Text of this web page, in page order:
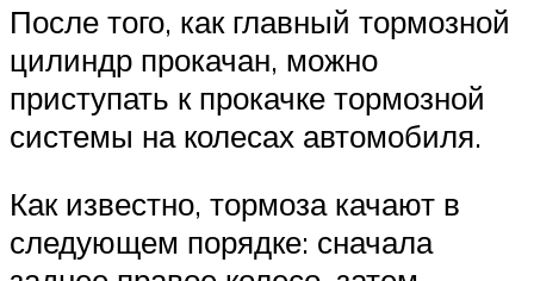
После того, как главный тормозной
цилиндр прокачан, можно
приступать к прокачке тормозной
системы на колесах автомобиля.
Как известно, тормоза качают в
следующем порядке: сначала